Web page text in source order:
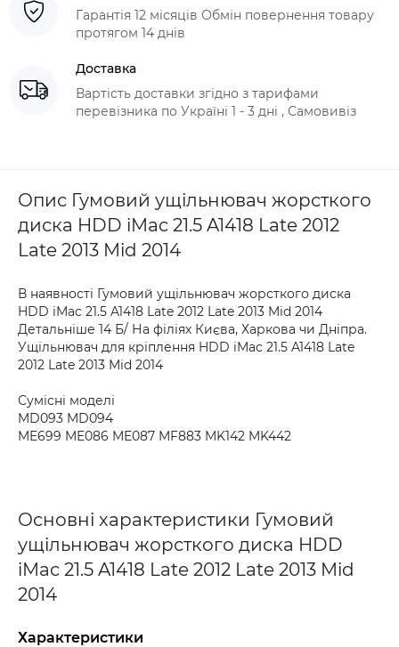
Гарантія 12 місяців Обмін повернення товару
протягом 14 днів
Доставка
Вартість доставки згідно з тарифами
перевізника по Україні 1 - 3 дні , Самовивіз
Опис Гумовий ущільнювач жорсткого
диска HDD iMac 21.5 A1418 Late 2012
Late 2013 Mid 2014
В наявності Гумовий ущільнювач жорсткого диска
HDD iMac 21.5 A1418 Late 2012 Late 2013 Mid 2014
Детальніше 14 Б/ На філіях Києва, Харкова чи Дніпра.
Ущільнювач для кріплення HDD iMac 21.5 A1418 Late
2012 Late 2013 Mid 2014
Сумісні моделі
MD093 MD094
ME699 ME086 ME087 MF883 MK142 MK442
Основні характеристики Гумовий
ущільнювач жорсткого диска HDD
iMac 21.5 A1418 Late 2012 Late 2013 Mid
2014
Характеристики